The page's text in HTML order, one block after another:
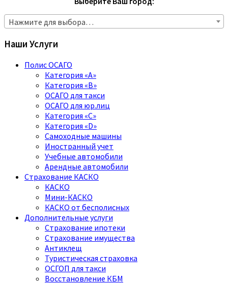
Нажмите для выбора…
Наши Услуги
Полис ОСАГО
Категория «A»
Категория «B»
ОСАГО для такси
ОСАГО для юр.лиц
Категория «C»
Категория «D»
Самоходные машины
Иностранный учет
Учебные автомобили
Арендные автомобили
Страхование КАСКО
КАСКО
Мини-КАСКО
КАСКО от бесполисных
Дополнительные услуги
Страхование ипотеки
Страхование имущества
Антиклещ
Туристическая страховка
ОСГОП для такси
Восстановление КБМ